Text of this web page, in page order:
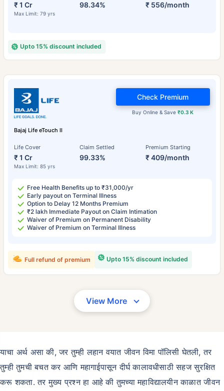
₹ 1 Cr
Max Limit: 79 yrs
98.34% ₹ 556/month
Upto 15% discount included
Bajaj Life eTouch II
Life Cover
₹ 1 Cr
Max Limit: 85 yrs
Claim Settled
99.33%
Premium Starting
₹ 409/month
Buy Online & Save₹0.3 K
Check Premium
Free Health Benefits up to ₹31,000/yr
Early payout on Terminal Illness
Option to Delay 12 Months Premium
₹2 lakh Immediate Payout on Claim Intimation
Waiver of Premium on Permanent Disability
Waiver of Premium on Terminal Illness
Upto 15% discount included
Full refund of premium
View More
याचा अर्थ असा की, जर तुम्ही लहान वयात जीवन विमा पॉलिसी घेतली, तर
तुम्ही तुमची बचत कर आणि महागाईपासून दीर्घ कालावधीसाठी सहज सुरक्षित
करू शकता. तर मुख्य प्रश्न हा आहे की तुमच्या महाविद्यालयीन काळात जीवन